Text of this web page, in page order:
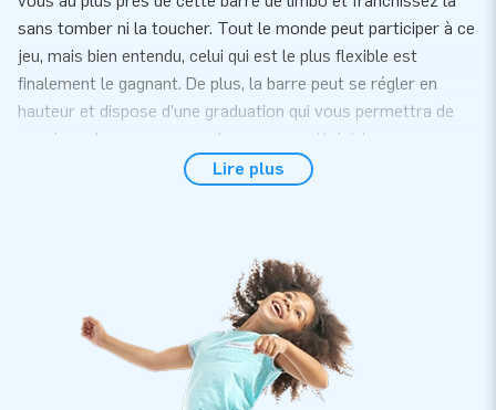
sans tomber ni la toucher. Tout le monde peut participer à ce
jeu, mais bien entendu, celui qui est le plus flexible est
finalement le gagnant. De plus, la barre peut se régler en
hauteur et dispose d’une graduation qui vous permettra de
savoir quel nouveau record vous avez atteint !
Facile à mettre en place
5 minutes. C'est un jeu qui divertira facilement petits et
grands lors d'anniversaires, de kermesses, de fêtes de village
ou encore dans les centres de loisirs et campings !
De plus, le jeu de limbo est livré compact en une partie, facile
à transporter et à stocker. Bien sûr, tout est livré prêt à
l'emploi avec soufflerie, piquets d'ancrage, sac de transport
Lire plus